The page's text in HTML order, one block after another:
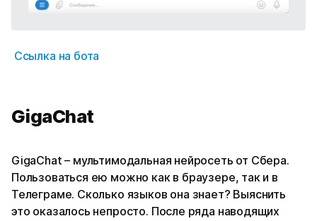
Ссылка на бота
GigaChat
GigaChat – мультимодальная нейросеть от Сбера.
Пользоваться ею можно как в браузере, так и в
Телеграме. Сколько языков она знает? Выяснить
это оказалось непросто. После ряда наводящих